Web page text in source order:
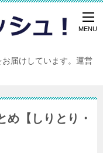
届けしています。運営
め【しりとり・